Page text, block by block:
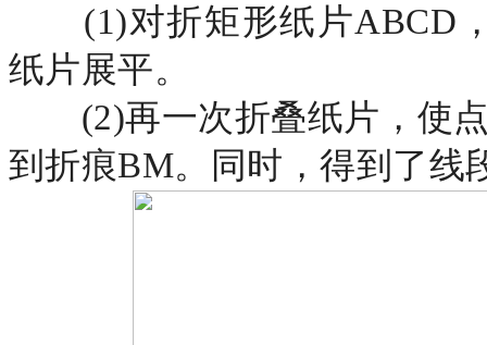
(1)对折矩形纸片ABCD
纸片展平。
(2)再一次折叠纸片，使
到折痕BM。同时，得到了线